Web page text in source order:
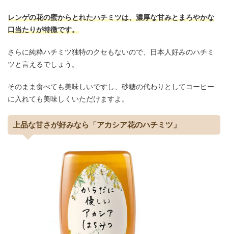
レンゲの花の蜜からとれたハチミツは、濃厚な甘みとまろやかな
口当たりが特徴です。
さらに純粋ハチミツ独特のクセもないので、日本人好みのハチミ
ツと言えるでしょう。
そのまま食べても美味しいですし、砂糖の代わりとしてコーヒー
に入れても美味しくいただけますよ。
上品な甘さが好みなら「アカシア花のハチミツ」